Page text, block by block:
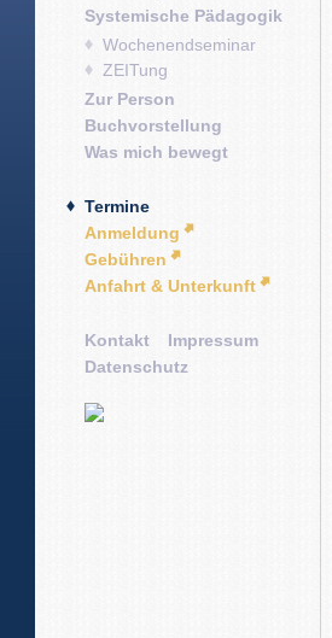
Systemische Pädagogik
Wochenendseminar
ZEITung
Zur Person
Buchvorstellung
Was mich bewegt
Termine
Anmeldung
Gebühren
Anfahrt & Unterkunft
Kontakt
Impressum
Datenschutz